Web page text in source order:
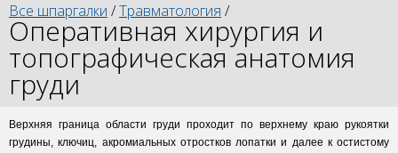
Все шпаргалки /Травматология /
Оперативная хирургия и
топографическая анатомия
груди
Верхняя граница области груди проходит по верхнему краю рукоятки
грудины, ключиц, акромиальных отростков лопатки и далее к остистому